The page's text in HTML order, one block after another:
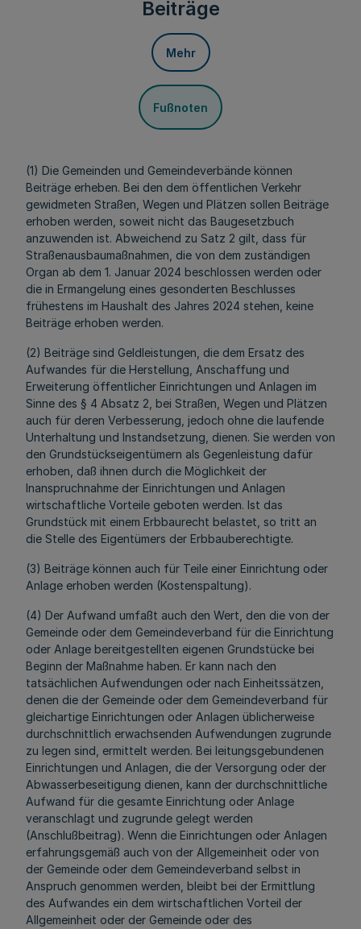
Beiträge
Mehr
Fußnoten
(1) Die Gemeinden und Gemeindeverbände können
Beiträge erheben. Bei den dem öffentlichen Verkehr
gewidmeten Straßen, Wegen und Plätzen sollen Beiträge
erhoben werden, soweit nicht das Baugesetzbuch
anzuwenden ist. Abweichend zu Satz 2 gilt, dass für
Straßenausbaumaßnahmen, die von dem zuständigen
Organ ab dem 1. Januar 2024 beschlossen werden oder
die in Ermangelung eines gesonderten Beschlusses
frühestens im Haushalt des Jahres 2024 stehen, keine
Beiträge erhoben werden.
(2) Beiträge sind Geldleistungen, die dem Ersatz des
Aufwandes für die Herstellung, Anschaffung und
Erweiterung öffentlicher Einrichtungen und Anlagen im
Sinne des § 4 Absatz 2, bei Straßen, Wegen und Plätzen
auch für deren Verbesserung, jedoch ohne die laufende
Unterhaltung und Instandsetzung, dienen. Sie werden von
den Grundstückseigentümern als Gegenleistung dafür
erhoben, daß ihnen durch die Möglichkeit der
Inanspruchnahme der Einrichtungen und Anlagen
wirtschaftliche Vorteile geboten werden. Ist das
Grundstück mit einem Erbbaurecht belastet, so tritt an
die Stelle des Eigentümers der Erbbauberechtigte.
(3) Beiträge können auch für Teile einer Einrichtung oder
Anlage erhoben werden (Kostenspaltung).
(4) Der Aufwand umfaßt auch den Wert, den die von der
Gemeinde oder dem Gemeindeverband für die Einrichtung
oder Anlage bereitgestellten eigenen Grundstücke bei
Beginn der Maßnahme haben. Er kann nach den
tatsächlichen Aufwendungen oder nach Einheitssätzen,
denen die der Gemeinde oder dem Gemeindeverband für
gleichartige Einrichtungen oder Anlagen üblicherweise
durchschnittlich erwachsenden Aufwendungen zugrunde
zu legen sind, ermittelt werden. Bei leitungsgebundenen
Einrichtungen und Anlagen, die der Versorgung oder der
Abwasserbeseitigung dienen, kann der durchschnittliche
Aufwand für die gesamte Einrichtung oder Anlage
veranschlagt und zugrunde gelegt werden
(Anschlußbeitrag). Wenn die Einrichtungen oder Anlagen
erfahrungsgemäß auch von der Allgemeinheit oder von
der Gemeinde oder dem Gemeindeverband selbst in
Anspruch genommen werden, bleibt bei der Ermittlung
des Aufwandes ein dem wirtschaftlichen Vorteil der
Allgemeinheit oder der Gemeinde oder des